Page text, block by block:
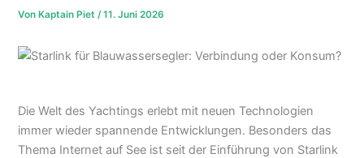
Von Kaptain Piet/11. Juni 2026
Die Welt des Yachtings erlebt mit neuen Technologien
immer wieder spannende Entwicklungen. Besonders das
Thema Internet auf See ist seit der Einführung von Starlink